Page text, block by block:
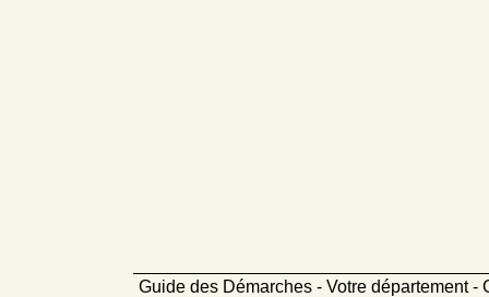
Guide des Démarches - Votre département